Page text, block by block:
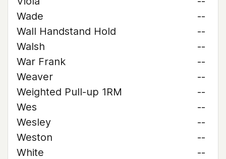
Wade
--
Wall Handstand Hold
--
Walsh
--
War Frank
--
Weaver
--
Weighted Pull-up 1RM
--
Wes
--
Wesley
--
Weston
--
White
--